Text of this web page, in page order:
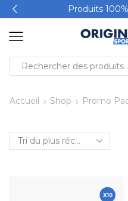
Produits
Accueil Shop Promo